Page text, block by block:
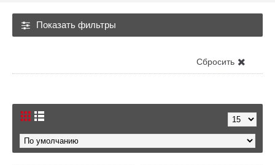
Показать фильтры
Сбросить
Подарочные издания